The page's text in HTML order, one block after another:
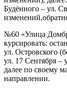
Будённого – ул.
№60 «Улица
курсировать:
ул. Островского
ул. 17 Сентября –
далее по своему
направлении.